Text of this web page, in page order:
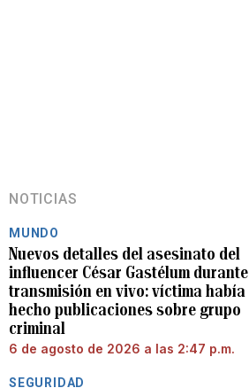
NOTICIAS
MUNDO
Nuevos detalles del asesinato del
influencer César Gastélum durante
transmisión en vivo: víctima había
hecho publicaciones sobre grupo
criminal
6 de agosto de 2026 a las 2:47 p.m.
SEGURIDAD